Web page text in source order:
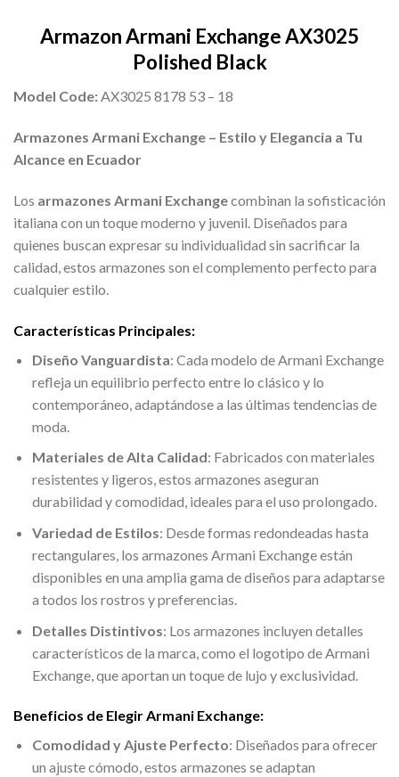
Armazon Armani Exchange AX3025
Polished Black
Model Code:AX3025 8178 53 – 18
Armazones Armani Exchange – Estilo y Elegancia a Tu
Alcance en Ecuador
Los armazones Armani Exchangecombinan la sofisticación
italiana con un toque moderno y juvenil. Diseñados para
quienes buscan expresar su individualidad sin sacrificar la
calidad, estos armazones son el complemento perfecto para
cualquier estilo.
Características Principales:
Diseño Vanguardista: Cada modelo de Armani Exchange
refleja un equilibrio perfecto entre lo clásico y lo
contemporáneo, adaptándose a las últimas tendencias de
moda.
Materiales de Alta Calidad: Fabricados con materiales
resistentes y ligeros, estos armazones aseguran
durabilidad y comodidad, ideales para el uso prolongado.
Variedad de Estilos: Desde formas redondeadas hasta
rectangulares, los armazones Armani Exchange están
disponibles en una amplia gama de diseños para adaptarse
a todos los rostros y preferencias.
Detalles Distintivos: Los armazones incluyen detalles
característicos de la marca, como el logotipo de Armani
Exchange, que aportan un toque de lujo y exclusividad.
Beneficios de Elegir Armani Exchange:
Comodidad y Ajuste Perfecto: Diseñados para ofrecer
un ajuste cómodo, estos armazones se adaptan